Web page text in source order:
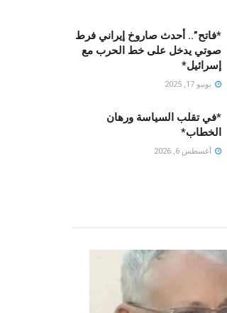
*فاتح”.. أحدث صاروخ إيراني فرط
صوتي يدخل على خط الحرب مع
إسرائيل*
يونيو 17, 2025
*في تقلب السياسة ورهان
الخطاب*
أغسطس 6, 2026